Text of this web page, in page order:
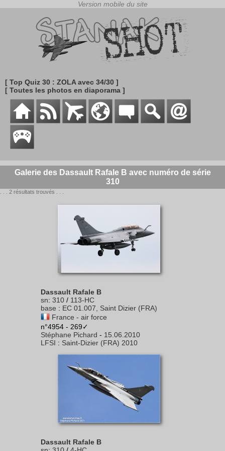
[ Top Quiz 30 : ZOLA avec 34/30 ]
[ Toutes les photos en diaporama ]
Galerie des Dassault Rafale B avec numéro de série
310
. . . 2 résultats trouvés . . .
Dassault Rafale B
sn: 310 / 113-HC
base : EC 01.007, Saint Dizier (FRA)
France - air force
n°4954 - 269✓
Stéphane Pichard - 15.06.2010
LFSI : Saint-Dizier (FRA) 2010
Dassault Rafale B